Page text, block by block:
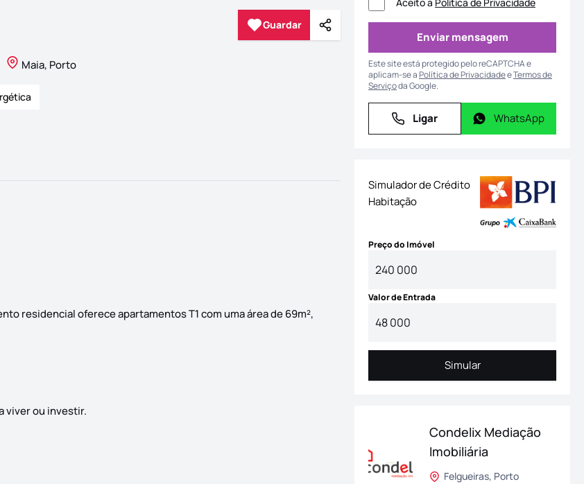
Guardar
Guardar Partilhar
Maia, Porto
residencial oferece apartamentos T1 com uma área de 69m²,
viver ou investir.
Cidade da Maia Descubra o Conforto e a Modernidade em Gueifães Localizado na prestigiada zona em Gueifães,
Enviar mensagem
Enviar mensagem
Este site está protegido pelo reCAPTCHA e
aplicam-se aPolítica de PrivacidadeeTermos de
Serviçoda Google.
Ligar
Ligar WhatsApp
WhatsApp
Simulador de Crédito
Habitação
Preço do Imóvel
Valor de Entrada
Simular
Simular
Condelix Mediação
Imobiliária
Felgueiras, Porto